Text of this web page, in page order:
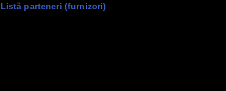
Listă parteneri (furnizori)